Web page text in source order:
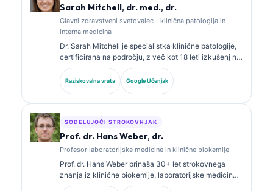
Sarah Mitchell, dr. med., dr.
Glavni zdravstveni svetovalec - klinična patologija in
interna medicina
Dr. Sarah Mitchell je specialistka klinične patologije,
certificirana na področju, z več kot 18 leti izkušenj na
področju laboratorijske medicine in diagnostične
analize. Ima specialna certifikata iz klinične kemije in
je obsežno objavljala o panelih biomarkerjev in
Raziskovalna vrata Google Učenjak
SODELUJOČI STROKOVNJAK
Prof. dr. Hans Weber, dr.
Profesor laboratorijske medicine in klinične biokemije
Prof. dr. Hans Weber prinaša 30+ let strokovnega
znanja iz klinične biokemije, laboratorijske medicine
in raziskav biomarkerjev. Nekdanji predsednik